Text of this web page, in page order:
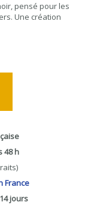
pensé pour les
Une création
48 h
France
jours